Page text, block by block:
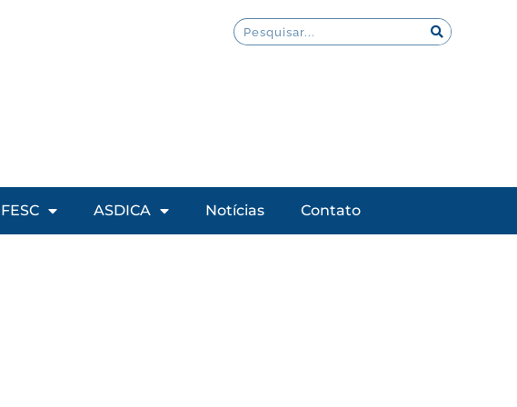
FESC ASDICA Notícias Contato